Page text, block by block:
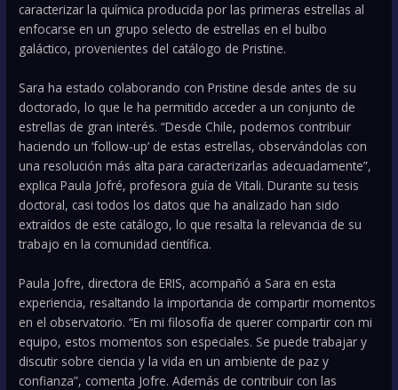
caracterizar la química producida por las primeras estrellas al
enfocarse en un grupo selecto de estrellas en el bulbo
galáctico, provenientes del catálogo de Pristine.
Sara ha estado colaborando con Pristine desde antes de su
doctorado, lo que le ha permitido acceder a un conjunto de
estrellas de gran interés. “Desde Chile, podemos contribuir
haciendo un ‘follow-up’ de estas estrellas, observándolas con
una resolución más alta para caracterizarlas adecuadamente”,
explica Paula Jofré, profesora guía de Vitali. Durante su tesis
doctoral, casi todos los datos que ha analizado han sido
extraídos de este catálogo, lo que resalta la relevancia de su
trabajo en la comunidad científica.
Paula Jofre, directora de ERIS, acompañó a Sara en esta
experiencia, resaltando la importancia de compartir momentos
en el observatorio. “En mi filosofía de querer compartir con mi
equipo, estos momentos son especiales. Se puede trabajar y
discutir sobre ciencia y la vida en un ambiente de paz y
confianza”, comenta Jofre. Además de contribuir con las